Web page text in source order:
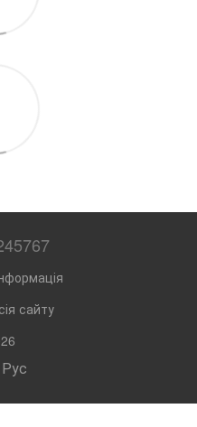
сайту
Рус